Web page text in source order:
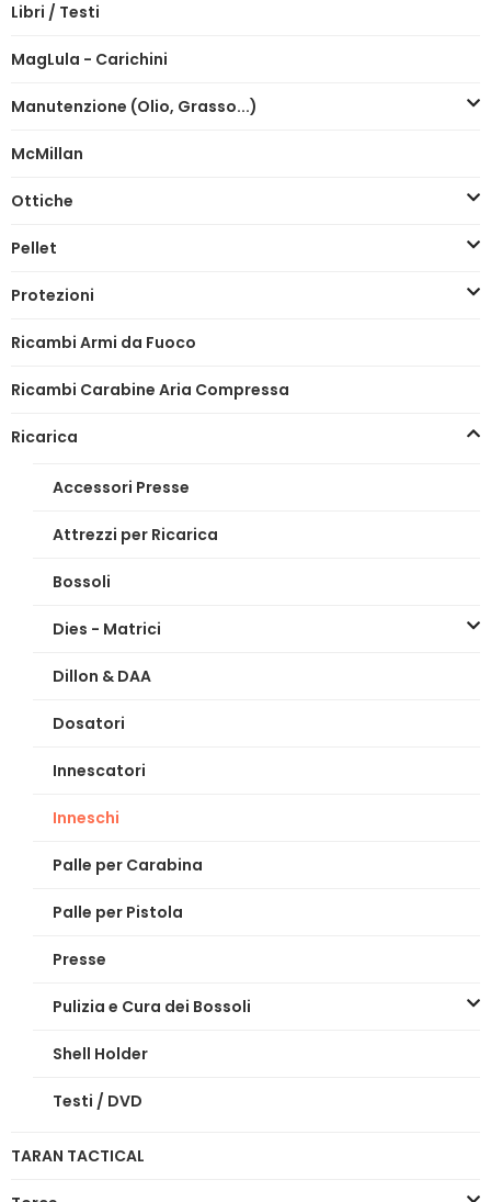
Libri / Testi
MagLula - Carichini
Manutenzione (Olio, Grasso...)
McMillan
Ottiche
Pellet
Protezioni
Ricambi Armi da Fuoco
Ricambi Carabine Aria Compressa
Ricarica
Accessori Presse
Attrezzi per Ricarica
Bossoli
Dies - Matrici
Dillon & DAA
Dosatori
Innescatori
Inneschi
Palle per Carabina
Palle per Pistola
Presse
Pulizia e Cura dei Bossoli
Shell Holder
Testi / DVD
TARAN TACTICAL